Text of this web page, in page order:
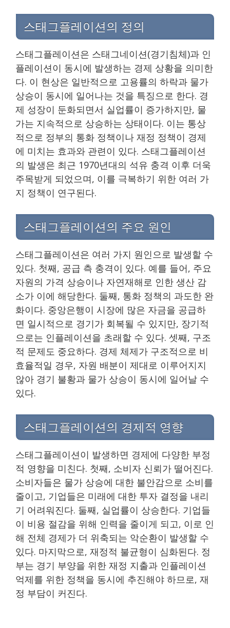
스태그플레이션의 정의
스태그플레이션은 스태그네이션(경기침체)과 인
플레이션이 동시에 발생하는 경제 상황을 의미한
다. 이 현상은 일반적으로 고용률의 하락과 물가
상승이 동시에 일어나는 것을 특징으로 한다. 경
제 성장이 둔화되면서 실업률이 증가하지만, 물
가는 지속적으로 상승하는 상태이다. 이는 통상
적으로 정부의 통화 정책이나 재정 정책이 경제
에 미치는 효과와 관련이 있다. 스태그플레이션
의 발생은 최근 1970년대의 석유 충격 이후 더욱
주목받게 되었으며, 이를 극복하기 위한 여러 가
지 정책이 연구된다.
스태그플레이션의 주요 원인
스태그플레이션은 여러 가지 원인으로 발생할 수
있다. 첫째, 공급 측 충격이 있다. 예를 들어, 주요
자원의 가격 상승이나 자연재해로 인한 생산 감
소가 이에 해당한다. 둘째, 통화 정책의 과도한 완
화이다. 중앙은행이 시장에 많은 자금을 공급하
면 일시적으로 경기가 회복될 수 있지만, 장기적
으로는 인플레이션을 초래할 수 있다. 셋째, 구조
적 문제도 중요하다. 경제 체제가 구조적으로 비
효율적일 경우, 자원 배분이 제대로 이루어지지
않아 경기 불황과 물가 상승이 동시에 일어날 수
있다.
스태그플레이션의 경제적 영향
스태그플레이션이 발생하면 경제에 다양한 부정
적 영향을 미친다. 첫째, 소비자 신뢰가 떨어진다.
소비자들은 물가 상승에 대한 불안감으로 소비를
줄이고, 기업들은 미래에 대한 투자 결정을 내리
기 어려워진다. 둘째, 실업률이 상승한다. 기업들
이 비용 절감을 위해 인력을 줄이게 되고, 이로 인
해 전체 경제가 더 위축되는 악순환이 발생할 수
있다. 마지막으로, 재정적 불균형이 심화된다. 정
부는 경기 부양을 위한 재정 지출과 인플레이션
억제를 위한 정책을 동시에 추진해야 하므로, 재
정 부담이 커진다.